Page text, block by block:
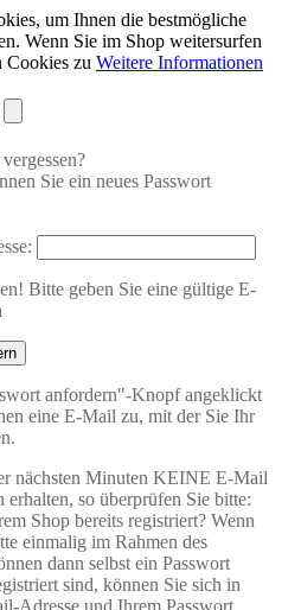
um Ihnen die bestmögliche
Wenn Sie im Shop weitersurfen
Cookies zu Weitere Informationen
Sie ein neues Passwort
Bitte geben Sie eine gültige E-
anfordern"-Knopf angeklickt
eine E-Mail zu, mit der Sie Ihr
nächsten Minuten KEINE E-Mail
erhalten, so überprüfen Sie bitte:
Shop bereits registriert? Wenn
einmalig im Rahmen des
dann selbst ein Passwort
sind, können Sie sich in
Adresse und Ihrem Passwort